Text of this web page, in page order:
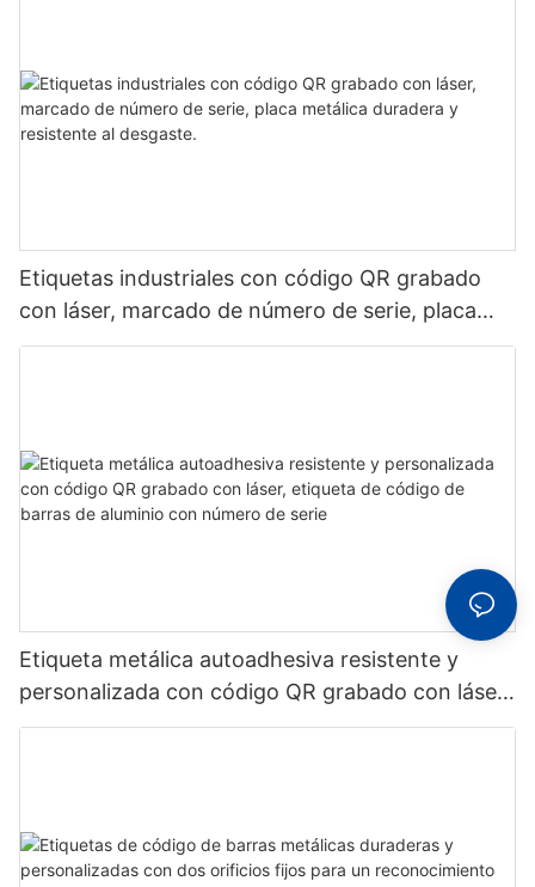
Etiquetas industriales con código QR grabado
con láser, marcado de número de serie, placa
metálica duradera y resistente al desgaste.
Etiqueta metálica autoadhesiva resistente y
personalizada con código QR grabado con láser,
etiqueta de código de barras de aluminio con